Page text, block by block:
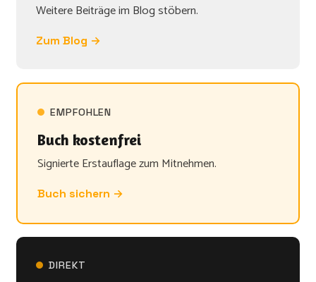
Weitere Beiträge im Blog stöbern.
Zum Blog →
EMPFOHLEN
Buch kostenfrei
Signierte Erstauflage zum Mitnehmen.
Buch sichern →
DIREKT